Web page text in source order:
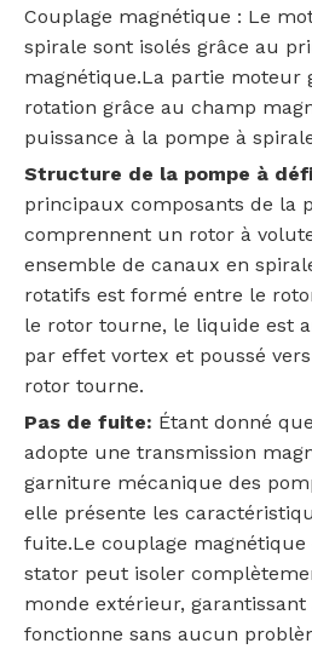
Couplage magnétique : Le
spirale sont isolés grâce au
magnétique.La partie moteur
rotation grâce au champ
puissance à la pompe à
Structure de la pompe à
principaux composants de la
comprennent un rotor à
ensemble de canaux en
rotatifs est formé entre le
le rotor tourne, le liquide est
par effet vortex et poussé
rotor tourne.
Pas de fuite: Étant donné
adopte une transmission
garniture mécanique des
elle présente les
fuite.Le couplage
stator peut isoler
monde extérieur,
fonctionne sans aucun